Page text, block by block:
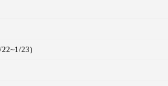
23)